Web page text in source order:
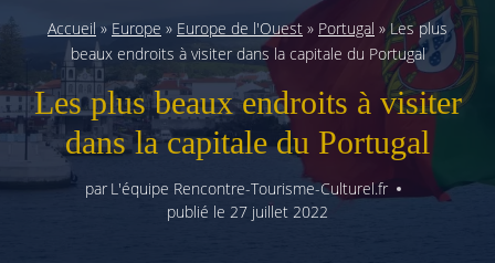
Accueil » Europe » Europe de l'Ouest » Portugal »Les plus
beaux endroits à visiter dans la capitale du Portugal‍
Les plus beaux endroits à visiter
dans la capitale du Portugal‍
par L'équipe Rencontre-Tourisme-Culturel.fr
publié le 27 juillet 2022